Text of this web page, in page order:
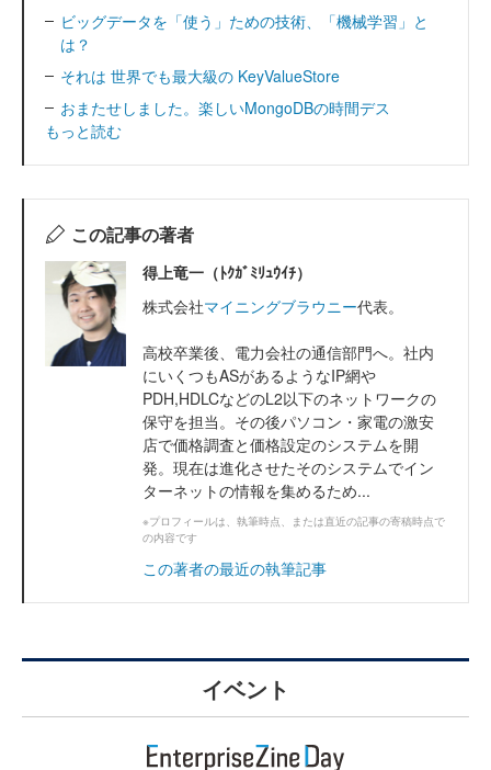
ビッグデータを「使う」ための技術、「機械学習」と
は？
それは 世界でも最大級の KeyValueStore
おまたせしました。楽しいMongoDBの時間デス
もっと読む
この記事の著者
得上竜一（ﾄｸｶﾞﾐﾘｭｳｲﾁ）
株式会社マイニングブラウニー代表。
高校卒業後、電力会社の通信部門へ。社内
にいくつもASがあるようなIP網や
PDH,HDLCなどのL2以下のネットワークの
保守を担当。その後パソコン・家電の激安
店で価格調査と価格設定のシステムを開
発。現在は進化させたそのシステムでイン
ターネットの情報を集めるため...
※プロフィールは、執筆時点、または直近の記事の寄稿時点で
の内容です
この著者の最近の執筆記事
イベント